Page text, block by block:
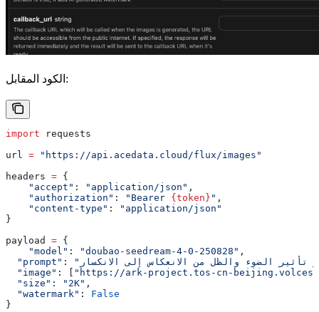
الكود المقابل:
import requests
url = "https://api.acedata.cloud/flux/images"
headers = {
    "accept"
: "application/json" ,
    "authorization"
: "Bearer {token} " ,
    "content-type"
:
"application/json"
}
payload = {
    "model"
: "doubao-seedream-4-0-250828" ,
  "prompt"
:
  "image"
: [ "https://ark-project.tos-cn-
  "size"
: "2K" ,
  "watermark"
: False
}